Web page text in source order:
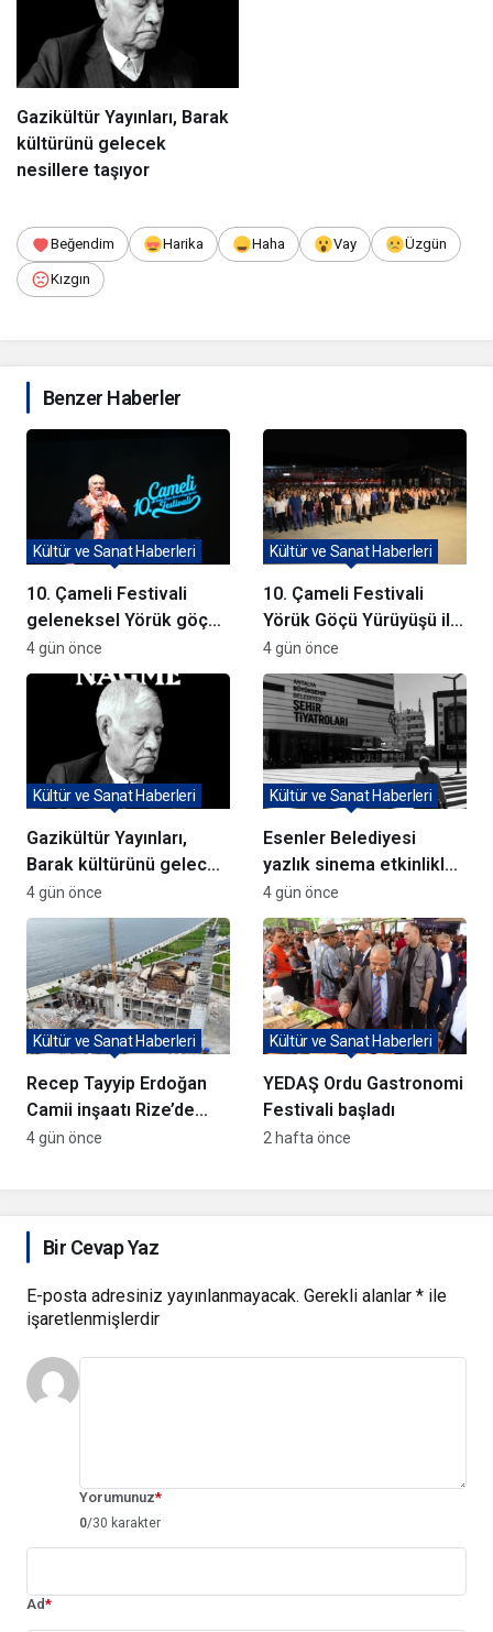
Gazikültür Yayınları, Barak
kültürünü gelecek
nesillere taşıyor
Beğendim Harika Haha Vay Üzgün
Kızgın
Benzer Haberler
10. Çameli Festivali
geleneksel Yörük göçü
yürüyüşü ile başladı
Kültür ve Sanat Haberleri
4 gün önce
10. Çameli Festivali
Yörük Göçü Yürüyüşü ile
Başladı
Kültür ve Sanat Haberleri
4 gün önce
Gazikültür Yayınları,
Barak kültürünü gelecek
nesillere taşıyor
Kültür ve Sanat Haberleri
4 gün önce
Esenler Belediyesi
yazlık sinema etkinlikleri
başlattı
Kültür ve Sanat Haberleri
4 gün önce
Recep Tayyip Erdoğan
Camii inşaatı Rize’de
hızla ilerliyor
Kültür ve Sanat Haberleri
4 gün önce
YEDAŞ Ordu Gastronomi
Festivali başladı
Kültür ve Sanat Haberleri
2 hafta önce
Bir Cevap Yaz
E-posta adresiniz yayınlanmayacak. Gerekli alanlar * ile
işaretlenmişlerdir
Yorumunuz*
0/30 karakter
Ad*